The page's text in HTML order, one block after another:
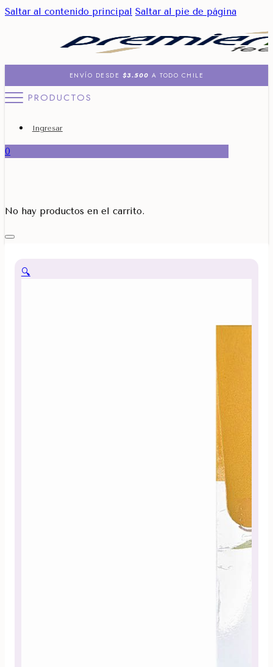
Saltar al contenido principal Saltar al pie de página
ENVÍO DESDE $3.500 A TODO CHILE
PRODUCTOS
Ingresar
0
No hay productos en el carrito.
🔍